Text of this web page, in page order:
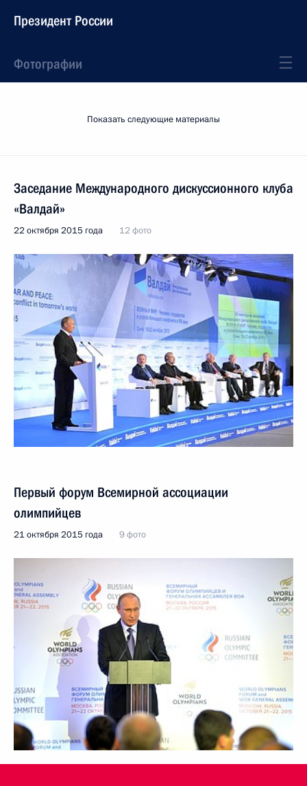
Президент России
Фотографии
Показать следующие материалы
Заседание Международного дискуссионного клуба
«Валдай»
22 октября 2015 года 12 фото
Первый форум Всемирной ассоциации
олимпийцев
21 октября 2015 года 9 фото